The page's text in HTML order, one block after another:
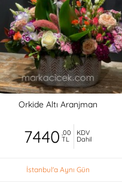
Orkide Altı Aranjman
7440 ,00
TL
KDV
Dahil
İstanbul'a Aynı Gün